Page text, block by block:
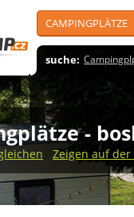
CAMPINGPLÄTZE
suche:
-
Zeigen auf der